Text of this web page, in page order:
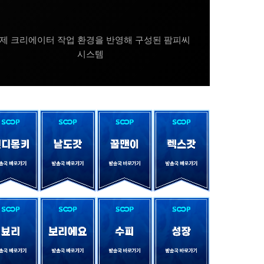
크리에이터 작업 환경을 반영해 구성된 팜피씨
시스템